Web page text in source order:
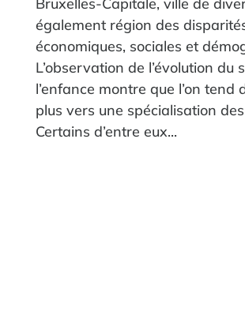
Bruxelles-Capitale, ville de
également région des
économiques, sociales et
L’observation de l’évolution du
l’enfance montre que l’on tend
plus vers une spécialisation
Certains d’entre eux...